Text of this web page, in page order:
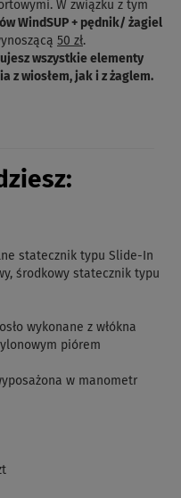
W związku z tym
WindSUP + pędnik/ żagiel
50 zł.
wszystkie elementy
z wiosłem, jak i z żaglem.
statecznik typu Slide-In
środkowy statecznik typu
wykonane z włókna
piórem
w manometr